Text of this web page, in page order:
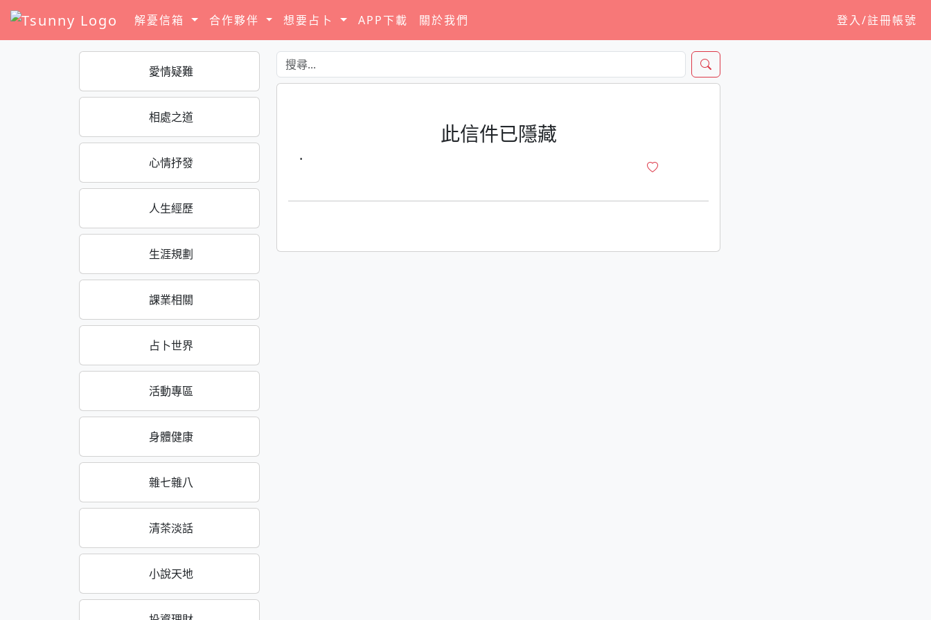
解憂信箱 合作夥伴 想要占卜 APP下載 關於我們 登入/註冊帳號
愛情疑難
相處之道
心情抒發
人生經歷
生涯規劃
課業相關
占卜世界
活動專區
身體健康
雜七雜八
清茶淡話
小說天地
此信件已隱藏
·